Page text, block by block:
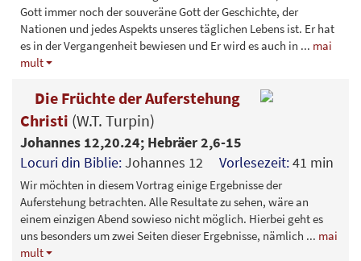
Gott immer noch der souveräne Gott der Geschichte, der
Nationen und jedes Aspekts unseres täglichen Lebens ist. Er hat
es in der Vergangenheit bewiesen und Er wird es auch in ... mai
mult
Die Früchte der Auferstehung
Christi (W.T. Turpin)
Johannes 12,20.24; Hebräer 2,6-15
Locuri din Biblie:Johannes 12 Vorlesezeit:41 min
Wir möchten in diesem Vortrag einige Ergebnisse der
Auferstehung betrachten. Alle Resultate zu sehen, wäre an
einem einzigen Abend sowieso nicht möglich. Hierbei geht es
uns besonders um zwei Seiten dieser Ergebnisse, nämlich ... mai
mult